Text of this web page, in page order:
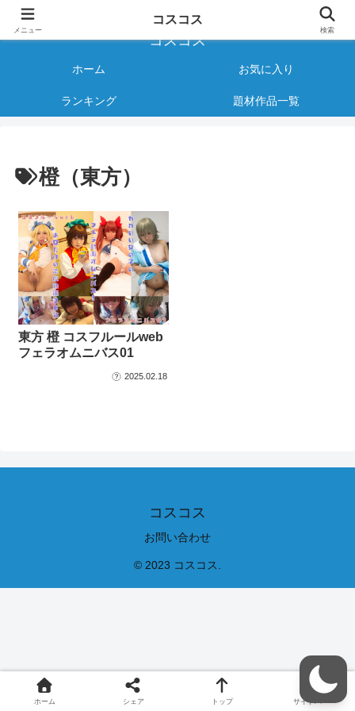
様々なジャンルのコスプレAVをご紹介する情報サイト
コスコス
ホーム お気に入り
ランキング 題材作品一覧
橙（東方）
東方 橙 コスフルールweb
フェラオムニバス01
2025.02.18
コスコス
お問い合わせ
© 2023 コスコス.
メニュー
コスコス
検索
ホーム シェア トップ サイドバー